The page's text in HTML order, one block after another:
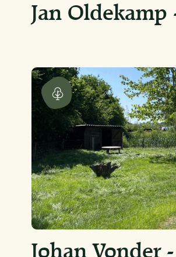
Jan Oldekamp
Johan Vonder